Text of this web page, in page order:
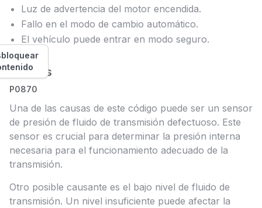
Luz de advertencia del motor encendida.
Fallo en el modo de cambio automático.
El vehículo puede entrar en modo seguro.
Causas
P0870
Una de las causas de este código puede ser un sensor
de presión de fluido de transmisión defectuoso. Este
sensor es crucial para determinar la presión interna
necesaria para el funcionamiento adecuado de la
transmisión.
Otro posible causante es el bajo nivel de fluido de
transmisión. Un nivel insuficiente puede afectar la